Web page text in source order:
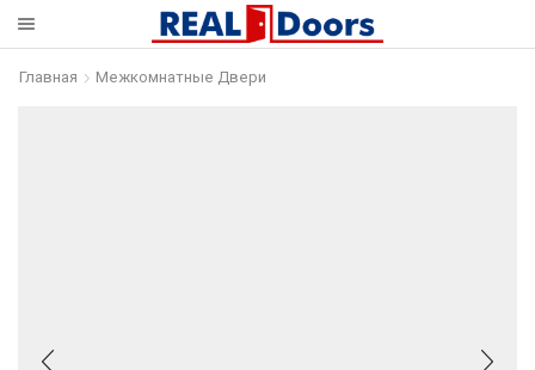
Главная Межкомнатные Двери